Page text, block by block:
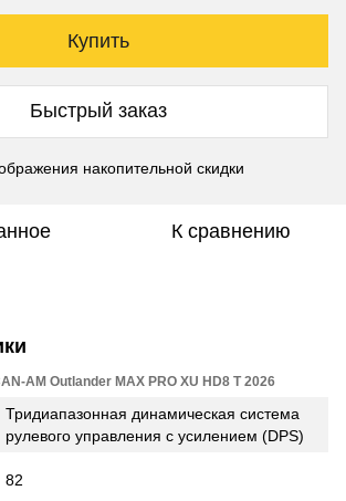
Купить
Быстрый заказ
накопительной скидки
К сравнению
AM Outlander MAX PRO XU HD8 T 2026
Тридиапазонная динамическая система
рулевого управления с усилением (DPS)
82